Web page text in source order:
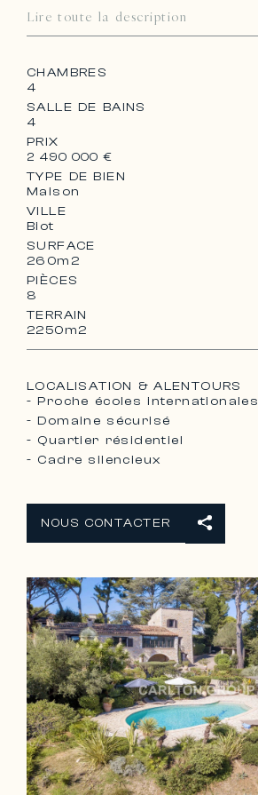
Lire toute la description
CHAMBRES
4
SALLE DE BAINS
4
PRIX
2 490 000 €
TYPE DE BIEN
Maison
VILLE
Biot
SURFACE
260m2
PIÈCES
8
TERRAIN
2250m2
LOCALISATION & ALENTOURS
- Proche écoles internationales
- Domaine sécurisé
- Quartier résidentiel
- Cadre silencieux
NOUS CONTACTER